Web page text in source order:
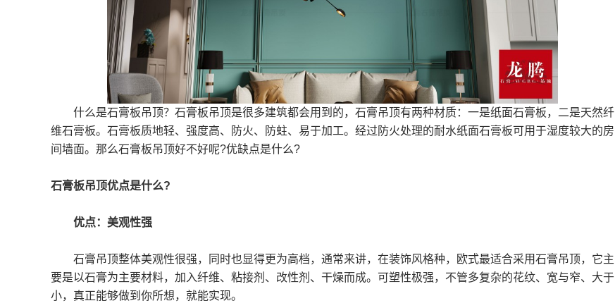
什么是石膏板吊顶？石膏板吊顶是很多建筑都会用到的，石膏吊顶有两种材质：一是纸面石膏板，二是天然纤
维石膏板。石膏板质地轻、强度高、防火、防蛀、易于加工。经过防火处理的耐水纸面石膏板可用于湿度较大的房
间墙面。那么石膏板吊顶好不好呢?优缺点是什么?
石膏板吊顶优点是什么?
优点：美观性强
石膏吊顶整体美观性很强，同时也显得更为高档，通常来讲，在装饰风格种，欧式最适合采用石膏吊顶，它主
要是以石膏为主要材料，加入纤维、粘接剂、改性剂、干燥而成。可塑性极强，不管多复杂的花纹、宽与窄、大于
小，真正能够做到你所想，就能实现。